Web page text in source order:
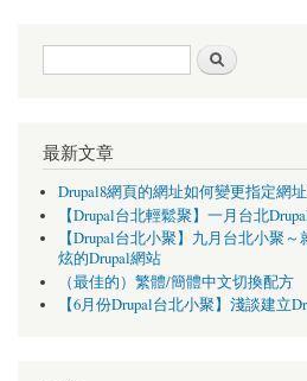
搜尋表單
最新文章
Drupal8網頁的網址如何變更指定網
【Drupal台北輕鬆聚】一月台北
【Drupal台北小聚】九月台北小聚～
炫的Drupal網站
（最佳的）繁體/簡體中文切換配方
【6月份Drupal台北小聚】淺談建立